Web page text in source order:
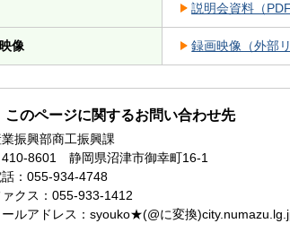
説明会資料（
像 録画映像（外部リ
このページに関するお問い合わせ先
業振興部商工振興課
410-8601 静岡県沼津市御幸町16-1
話：055-934-4748
ァクス：055-933-1412
ールアドレス：syouko★(@に変換